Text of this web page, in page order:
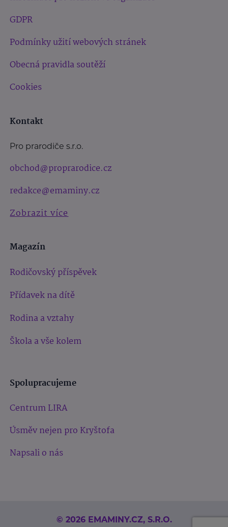
GDPR
Podmínky užití webových stránek
Obecná pravidla soutěží
Cookies
Kontakt
Pro prarodiče s.r.o.
obchod@proprarodice.cz
redakce@emaminy.cz
Zobrazit více
Magazín
Rodičovský příspěvek
Přídavek na dítě
Rodina a vztahy
Škola a vše kolem
Spolupracujeme
Centrum LIRA
Úsměv nejen pro Kryštofa
Napsali o nás
© 2026 EMAMINY.CZ, S.R.O.